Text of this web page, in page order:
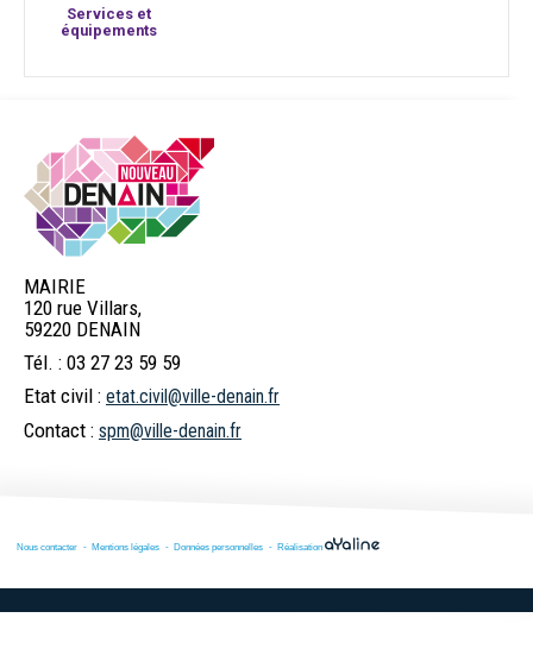
Services et
équipements
MAIRIE
120 rue Villars,
59220 DENAIN
Tél. : 03 27 23 59 59
Etat civil : etat.civil@ville-denain.fr
Contact : spm@ville-denain.fr
Nous contacter Mentions légales Données personnelles Réalisation